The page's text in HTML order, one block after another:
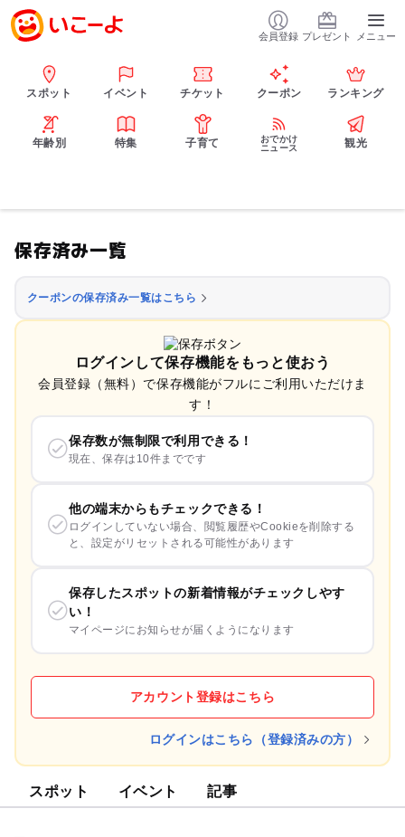
会員登録 プレゼント メニュー
スポット イベント チケット クーポン ランキング
年齢別 特集 子育て
おでかけ
ニュース
観光
保存済み一覧
クーポンの保存済み一覧はこちら
ログインして保存機能をもっと使おう
会員登録（無料）で保存機能がフルにご利用いただけま
す！
保存数が無制限で利用できる！
現在、保存は10件までです
他の端末からもチェックできる！
ログインしていない場合、閲覧履歴やCookieを削除する
と、設定がリセットされる可能性があります
保存したスポットの新着情報がチェックしやす
い！
マイページにお知らせが届くようになります
アカウント登録はこちら
ログインはこちら（登録済みの方）
スポット イベント 記事